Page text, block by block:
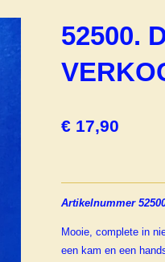
52500.
€ 17,90
Artikelnummer
Mooie, complete in
een kam en een